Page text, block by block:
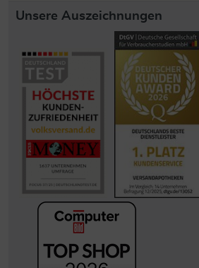
Unsere Auszeichnungen